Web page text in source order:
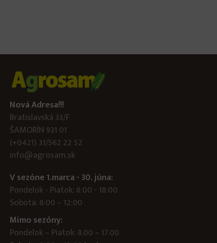
Nová Adresa!!!
Bratislavská 33/F
ŠAMORÍN 931 01
(+0421) 31/562 22 52
info@agrosam.sk
V sezóne 1.marca - 30. júna:
Pondelok - Piatok: 8:00 - 18:00
Sobota: 8:00 – 12:00
Mimo sezóny:
Pondelok – Piatok: 8.00 – 17.00